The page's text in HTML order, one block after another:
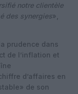
notre clientèle
des synergies»,
prudence dans
de l’inflation et
d’affaires en
de son